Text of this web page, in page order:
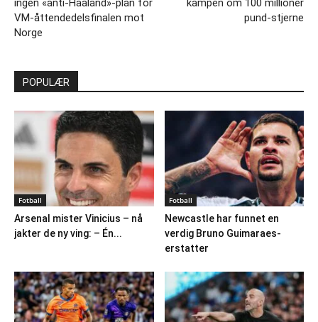
ingen «anti-Haaland»-plan for
VM-åttendedelsfinalen mot
Norge
kampen om 100 millioner
pund-stjerne
POPULÆR
Fotball
Arsenal mister Vinicius – nå
jakter de ny ving: – Én...
Fotball
Newcastle har funnet en
verdig Bruno Guimaraes-
erstatter